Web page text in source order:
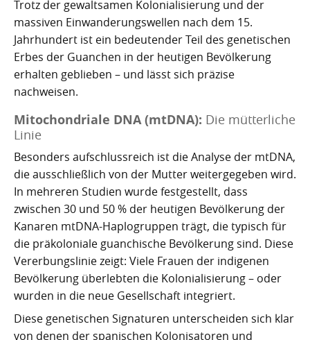
Trotz der gewaltsamen Kolonialisierung und der
massiven Einwanderungswellen nach dem 15.
Jahrhundert ist ein bedeutender Teil des genetischen
Erbes der Guanchen in der heutigen Bevölkerung
erhalten geblieben – und lässt sich präzise
nachweisen.
Mitochondriale DNA (mtDNA): Die mütterliche
Linie
Besonders aufschlussreich ist die Analyse der mtDNA,
die ausschließlich von der Mutter weitergegeben wird.
In mehreren Studien wurde festgestellt, dass
zwischen 30 und 50 % der heutigen Bevölkerung der
Kanaren mtDNA-Haplogruppen trägt, die typisch für
die präkoloniale guanchische Bevölkerung sind. Diese
Vererbungslinie zeigt: Viele Frauen der indigenen
Bevölkerung überlebten die Kolonialisierung – oder
wurden in die neue Gesellschaft integriert.
Diese genetischen Signaturen unterscheiden sich klar
von denen der spanischen Kolonisatoren und